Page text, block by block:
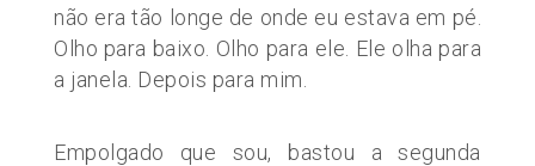
não era tão longe de onde eu estava em pé.
Olho para baixo. Olho para ele. Ele olha para
a janela. Depois para mim.
Empolgado que sou, bastou a segunda